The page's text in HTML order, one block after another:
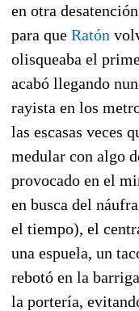
en otra
para que Ratón
olisqueaba el
acabó llegando
rayista en los
las escasas veces
medular con algo
provocado en el
en busca del
el tiempo), el
una espuela, un
rebotó en la
la portería,